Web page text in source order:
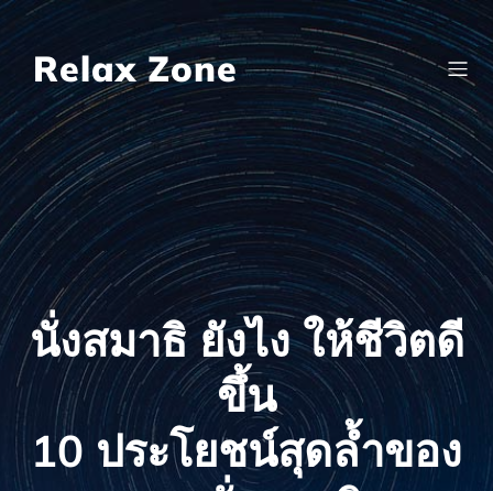
Skip
contentRelax Zone
นั่งสมาธิ ยังไง ให้ชีวิตดี
ขึ้น
10 ประโยชน์สุดล้ำของ